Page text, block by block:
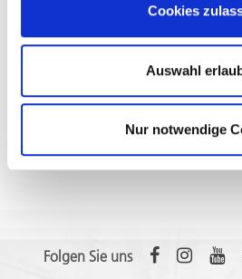
Cookies
Auswahl
Nur notwendige
Zukunft werden wir unser
Aufgrund der Qualität und der in
überall auf der Welt höchstes
Blauen Lagune von Reykjavik
Folgen Sie uns